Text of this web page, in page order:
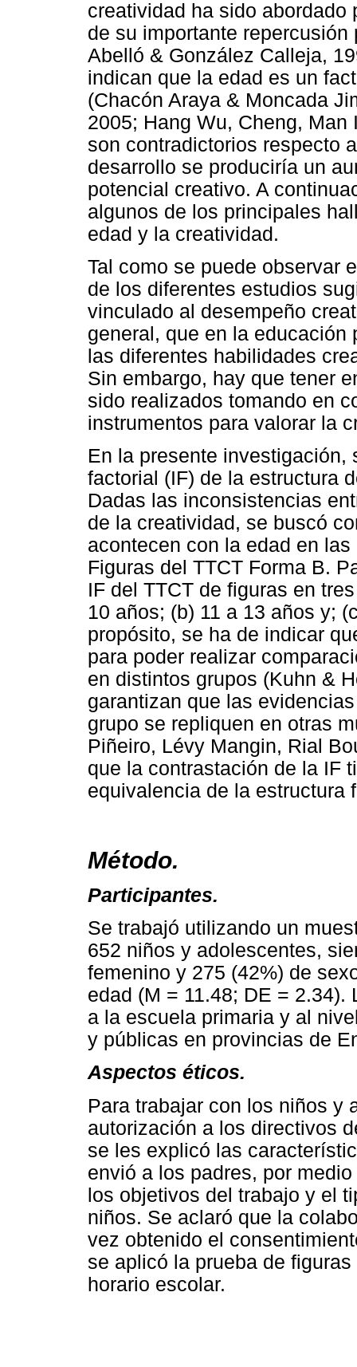
creatividad ha sido
de su importante
Abelló & González Calleja,
indican que la edad es un
(Chacón Araya & Moncada
2005; Hang Wu, Cheng,
son contradictorios respecto
desarrollo se produciría un
potencial creativo. A
algunos de los principales
edad y la creatividad.
Tal como se puede observar
de los diferentes estudios
vinculado al desempeño
general, que en la
las diferentes habilidades
Sin embargo, hay que tener
sido realizados tomando en
instrumentos para valorar la
En la presente
factorial (IF) de la estructura
Dadas las inconsistencias
de la creatividad, se buscó
acontecen con la edad en
Figuras del TTCT Forma B.
IF del TTCT de figuras en
10 años; (b) 11 a 13 años y;
propósito, se ha de indicar
para poder realizar
en distintos grupos (Kuhn &
garantizan que las
grupo se repliquen en otras
Piñeiro, Lévy Mangin, Rial
que la contrastación de la IF
equivalencia de la estructura
Método.
Participantes.
Se trabajó utilizando un
652 niños y adolescentes,
femenino y 275 (42%) de
edad (M = 11.48; DE =
a la escuela primaria y al
y públicas en provincias de
Aspectos éticos.
Para trabajar con los niños y
autorización a los directivos
se les explicó las
envió a los padres, por
los objetivos del trabajo y el
niños. Se aclaró que la
vez obtenido el
se aplicó la prueba de
horario escolar.